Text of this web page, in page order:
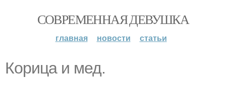
СОВРЕМЕННАЯ ДЕВУШКА
главная новости статьи
Корица и мед.